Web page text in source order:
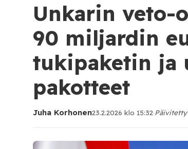
Unkarin veto-
90 miljardin
tukipaketin ja
pakotteet
Juha Korhonen23.2.2026 klo 15:32·Päivitetty